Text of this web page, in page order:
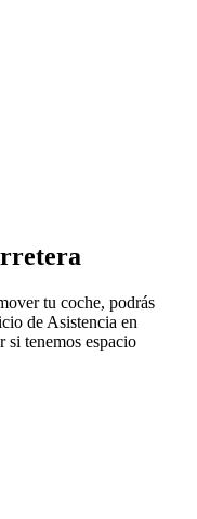
tu coche, podrás
de Asistencia en
si tenemos espacio